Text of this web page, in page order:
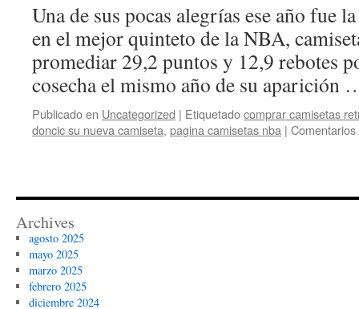
Una de sus pocas alegrías ese año fue
en el mejor quinteto de la NBA,
promediar 29,2 puntos y 12,9 rebotes
cosecha el mismo año de su
Publicado en Uncategorized | Etiquetadocomprar camisetas
doncic su nueva camiseta, pagina camisetas nba |
Archives
agosto 2025
mayo 2025
marzo 2025
febrero 2025
diciembre 2024